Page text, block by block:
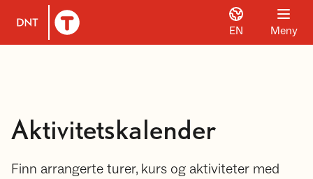
Til DNT.no forside
EN Meny
Aktivitetskalender
Finn arrangerte turer, kurs og aktiviteter med